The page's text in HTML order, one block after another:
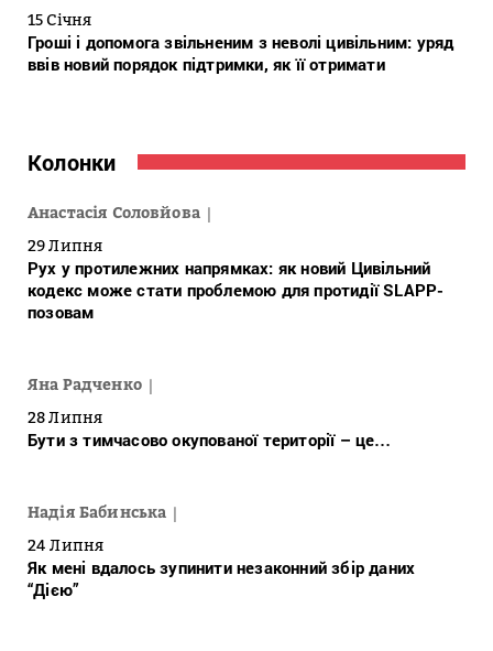
15 Січня
Гроші і допомога звільненим з неволі цивільним: уряд
ввів новий порядок підтримки, як її отримати
Колонки
Анастасія Соловйова
29 Липня
Рух у протилежних напрямках: як новий Цивільний
кодекс може стати проблемою для протидії SLAPP-
позовам
Яна Радченко
28 Липня
Бути з тимчасово окупованої території – це…
Надія Бабинська
24 Липня
Як мені вдалось зупинити незаконний збір даних
“Дією”